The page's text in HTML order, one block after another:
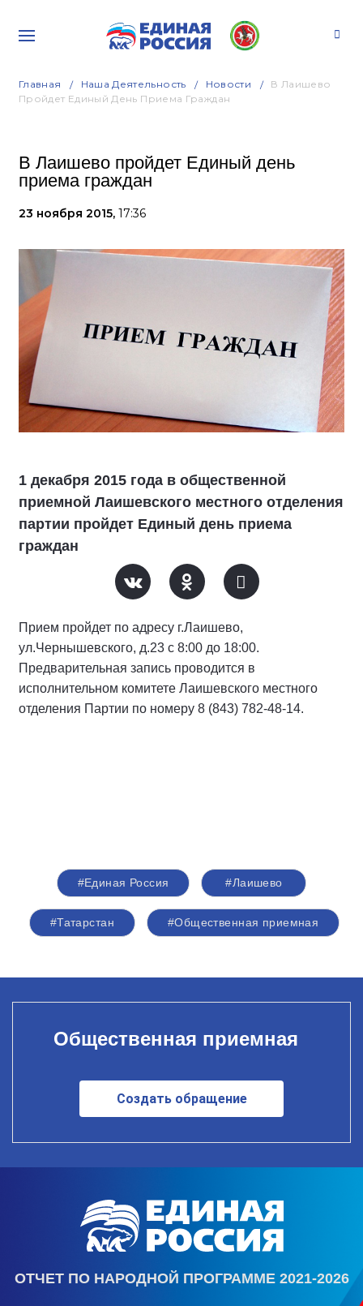
Главная Наша Деятельность Новости
В Лаишево
Пройдет Единый День Приема Граждан
В Лаишево пройдет Единый день
приема граждан
23 ноября 2015, 17:36
1 декабря 2015 года в общественной
приемной Лаишевского местного отделения
партии пройдет Единый день приема
граждан
Прием пройдет по адресу г.Лаишево,
ул.Чернышевского, д.23 с 8:00 до 18:00.
Предварительная запись проводится в
исполнительном комитете Лаишевского местного
отделения Партии по номеру 8 (843) 782-48-14.
#Единая Россия #Лаишево
#Татарстан #Общественная приемная
Общественная приемная
Создать обращение
ОТЧЕТ ПО НАРОДНОЙ ПРОГРАММЕ 2021-2026